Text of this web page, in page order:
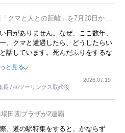
クマと人との距離」を7月20日から
日がありません。なぜ、ここ数年、
、クマと遭遇したら、どうしたらい
話しています。死んだふりをするな
。そんな中で、この企画展はタイム
と見る
長 / ㈱ツーリンクス取締役
2026.07.19
田園プラザが2連覇
、道の駅特集をすると、かならず